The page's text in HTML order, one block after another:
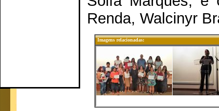
Renda, Walcinyr
Imagens relacionadas: